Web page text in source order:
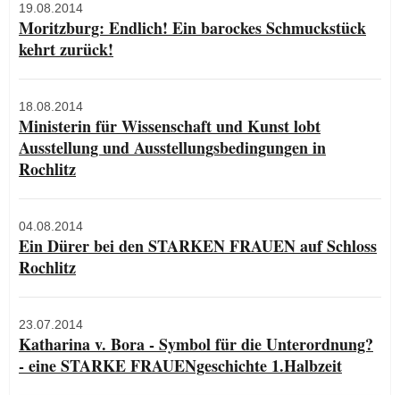
19.08.2014
Moritzburg: Endlich! Ein barockes Schmuckstück
kehrt zurück!
18.08.2014
Ministerin für Wissenschaft und Kunst lobt
Ausstellung und Ausstellungsbedingungen in
Rochlitz
04.08.2014
Ein Dürer bei den STARKEN FRAUEN auf Schloss
Rochlitz
23.07.2014
Katharina v. Bora - Symbol für die Unterordnung?
- eine STARKE FRAUENgeschichte 1.Halbzeit